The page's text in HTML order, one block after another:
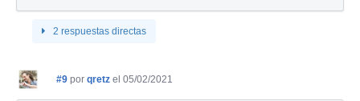
2 respuestas directas
#9 por qretz el 05/02/2021